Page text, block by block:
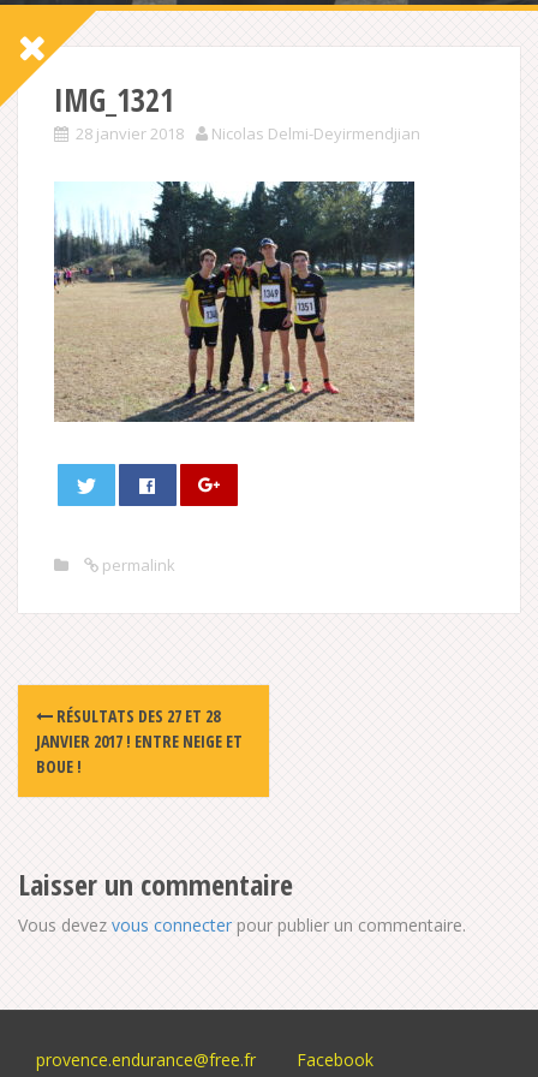
IMG_1321
28 janvier 2018 Nicolas Delmi-Deyirmendjian
permalink
Post
navigation
RÉSULTATS DES 27 ET 28
JANVIER 2017 ! ENTRE NEIGE ET
BOUE !
Laisser un commentaire
Vous devez vous connecter pour publier un commentaire.
provence.endurance@free.fr
Facebook